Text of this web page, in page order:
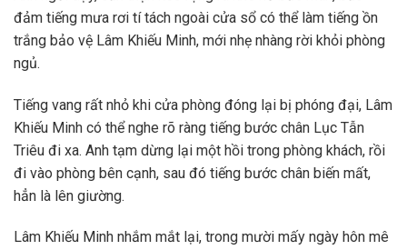
đảm tiếng mưa rơi tí tách ngoài cửa sổ có thể làm tiếng ồn
trắng bảo vệ Lâm Khiếu Minh, mới nhẹ nhàng rời khỏi phòng
ngủ.
Tiếng vang rất nhỏ khi cửa phòng đóng lại bị phóng đại, Lâm
Khiếu Minh có thể nghe rõ ràng tiếng bước chân Lục Tẫn
Triêu đi xa. Anh tạm dừng lại một hồi trong phòng khách, rồi
đi vào phòng bên cạnh, sau đó tiếng bước chân biến mất,
hẳn là lên giường.
Lâm Khiếu Minh nhắm mắt lại, trong mười mấy ngày hôn mê